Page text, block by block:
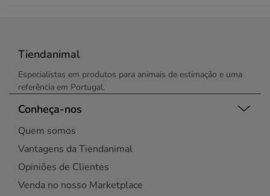
Tiendanimal
Especialistas em produtos para animais de estimação e uma
referência em Portugal.
Conheça-nos
Quem somos
Vantagens da Tiendanimal
Opiniões de Clientes
Venda no nosso Marketplace